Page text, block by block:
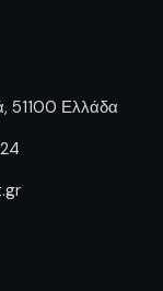
51100 Ελλάδα